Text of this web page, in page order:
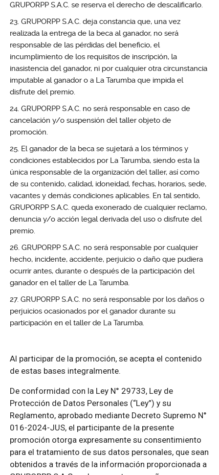
GRUPORPP S.A.C. se reserva el derecho de descalificarlo.
GRUPORPP S.A.C. deja constancia que, una vez
realizada la entrega de la beca al ganador, no será
responsable de las pérdidas del beneficio, el
incumplimiento de los requisitos de inscripción, la
inasistencia del ganador, ni por cualquier otra circunstancia
imputable al ganador o a La Tarumba que impida el
disfrute del premio.
GRUPORPP S.A.C. no será responsable en caso de
cancelación y/o suspensión del taller objeto de
promoción.
El ganador de la beca se sujetará a los términos y
condiciones establecidos por La Tarumba, siendo esta la
única responsable de la organización del taller, así como
de su contenido, calidad, idoneidad, fechas, horarios, sede,
vacantes y demás condiciones aplicables. En tal sentido,
GRUPORPP S.A.C. queda exonerado de cualquier reclamo,
denuncia y/o acción legal derivada del uso o disfrute del
premio.
GRUPORPP S.A.C. no será responsable por cualquier
hecho, incidente, accidente, perjuicio o daño que pudiera
ocurrir antes, durante o después de la participación del
ganador en el taller de La Tarumba.
GRUPORPP S.A.C. no será responsable por los daños o
perjuicios ocasionados por el ganador durante su
participación en el taller de La Tarumba.
Al participar de la promoción, se acepta el contenido
de estas bases integralmente.
De conformidad con la Ley N° 29733, Ley de
Protección de Datos Personales (“Ley”) y su
Reglamento, aprobado mediante Decreto Supremo N°
016-2024-JUS, el participante de la presente
promoción otorga expresamente su consentimiento
para el tratamiento de sus datos personales, que sean
obtenidos a través de la información proporcionada a